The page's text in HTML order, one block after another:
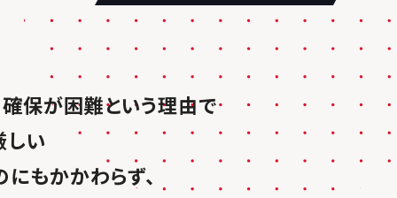
保が困難という理由で
しい
もかかわらず、